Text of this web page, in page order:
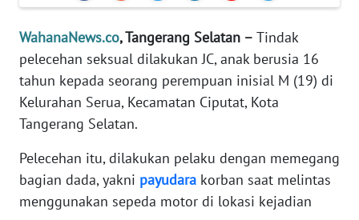
WahanaNews.co, Tangerang Selatan – Tindak
pelecehan seksual dilakukan JC, anak berusia 16
tahun kepada seorang perempuan inisial M (19) di
Kelurahan Serua, Kecamatan Ciputat, Kota
Tangerang Selatan.
Pelecehan itu, dilakukan pelaku dengan memegang
bagian dada, yakni payudara korban saat melintas
menggunakan sepeda motor di lokasi kejadian
Informasi
INDEKS
BERITA
KONTAK
KAMI